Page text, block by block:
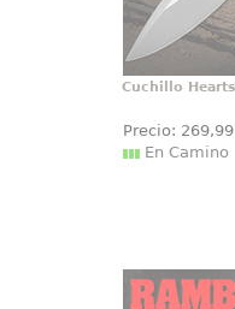
Cuchillo
Precio: 269,99
En Camino
Cuchillo